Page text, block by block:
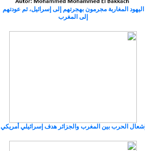
اليهود المغاربة مجرمون بهجرتهم إلى إسرائيل، ثم عودتهم
إلى المغرب
إشعال الحرب بين المغرب والجزائر هدف إسرائيلي أمريكي